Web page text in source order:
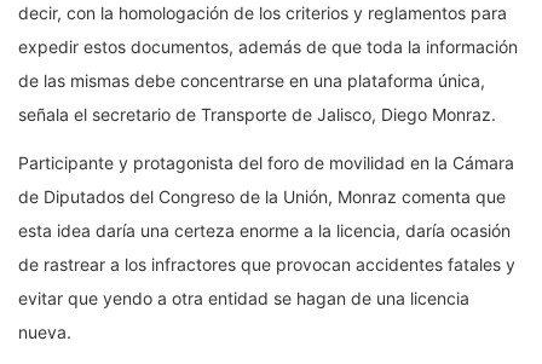
decir, con la homologación de los criterios y reglamentos para
expedir estos documentos, además de que toda la información
de las mismas debe concentrarse en una plataforma única,
señala el secretario de Transporte de Jalisco, Diego Monraz.
Participante y protagonista del foro de movilidad en la Cámara
de Diputados del Congreso de la Unión, Monraz comenta que
esta idea daría una certeza enorme a la licencia, daría ocasión
de rastrear a los infractores que provocan accidentes fatales y
evitar que yendo a otra entidad se hagan de una licencia
nueva.